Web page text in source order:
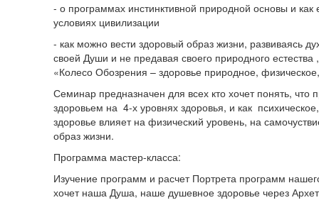
- о программах инстинктивной природной основы и
условиях цивилизации
- как можно вести здоровый образ жизни, развиваясь
своей Души и не предавая своего природного естества
«Колесо Обозрения – здоровье природное,
Семинар предназначен для всех кто хочет понять, что
здоровьем на 4-х уровнях здоровья, и как
здоровье влияет на физический уровень, на
образ жизни.
Программа мастер-класса:
Изучение программ и расчет Портрета программ
хочет наша Душа, наше душевное здоровье через